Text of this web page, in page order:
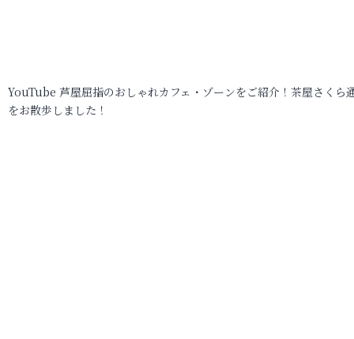
YouTube 芦屋屈指のおしゃれカフェ・ゾーンをご紹介！茶屋さくら
をお散歩しました！